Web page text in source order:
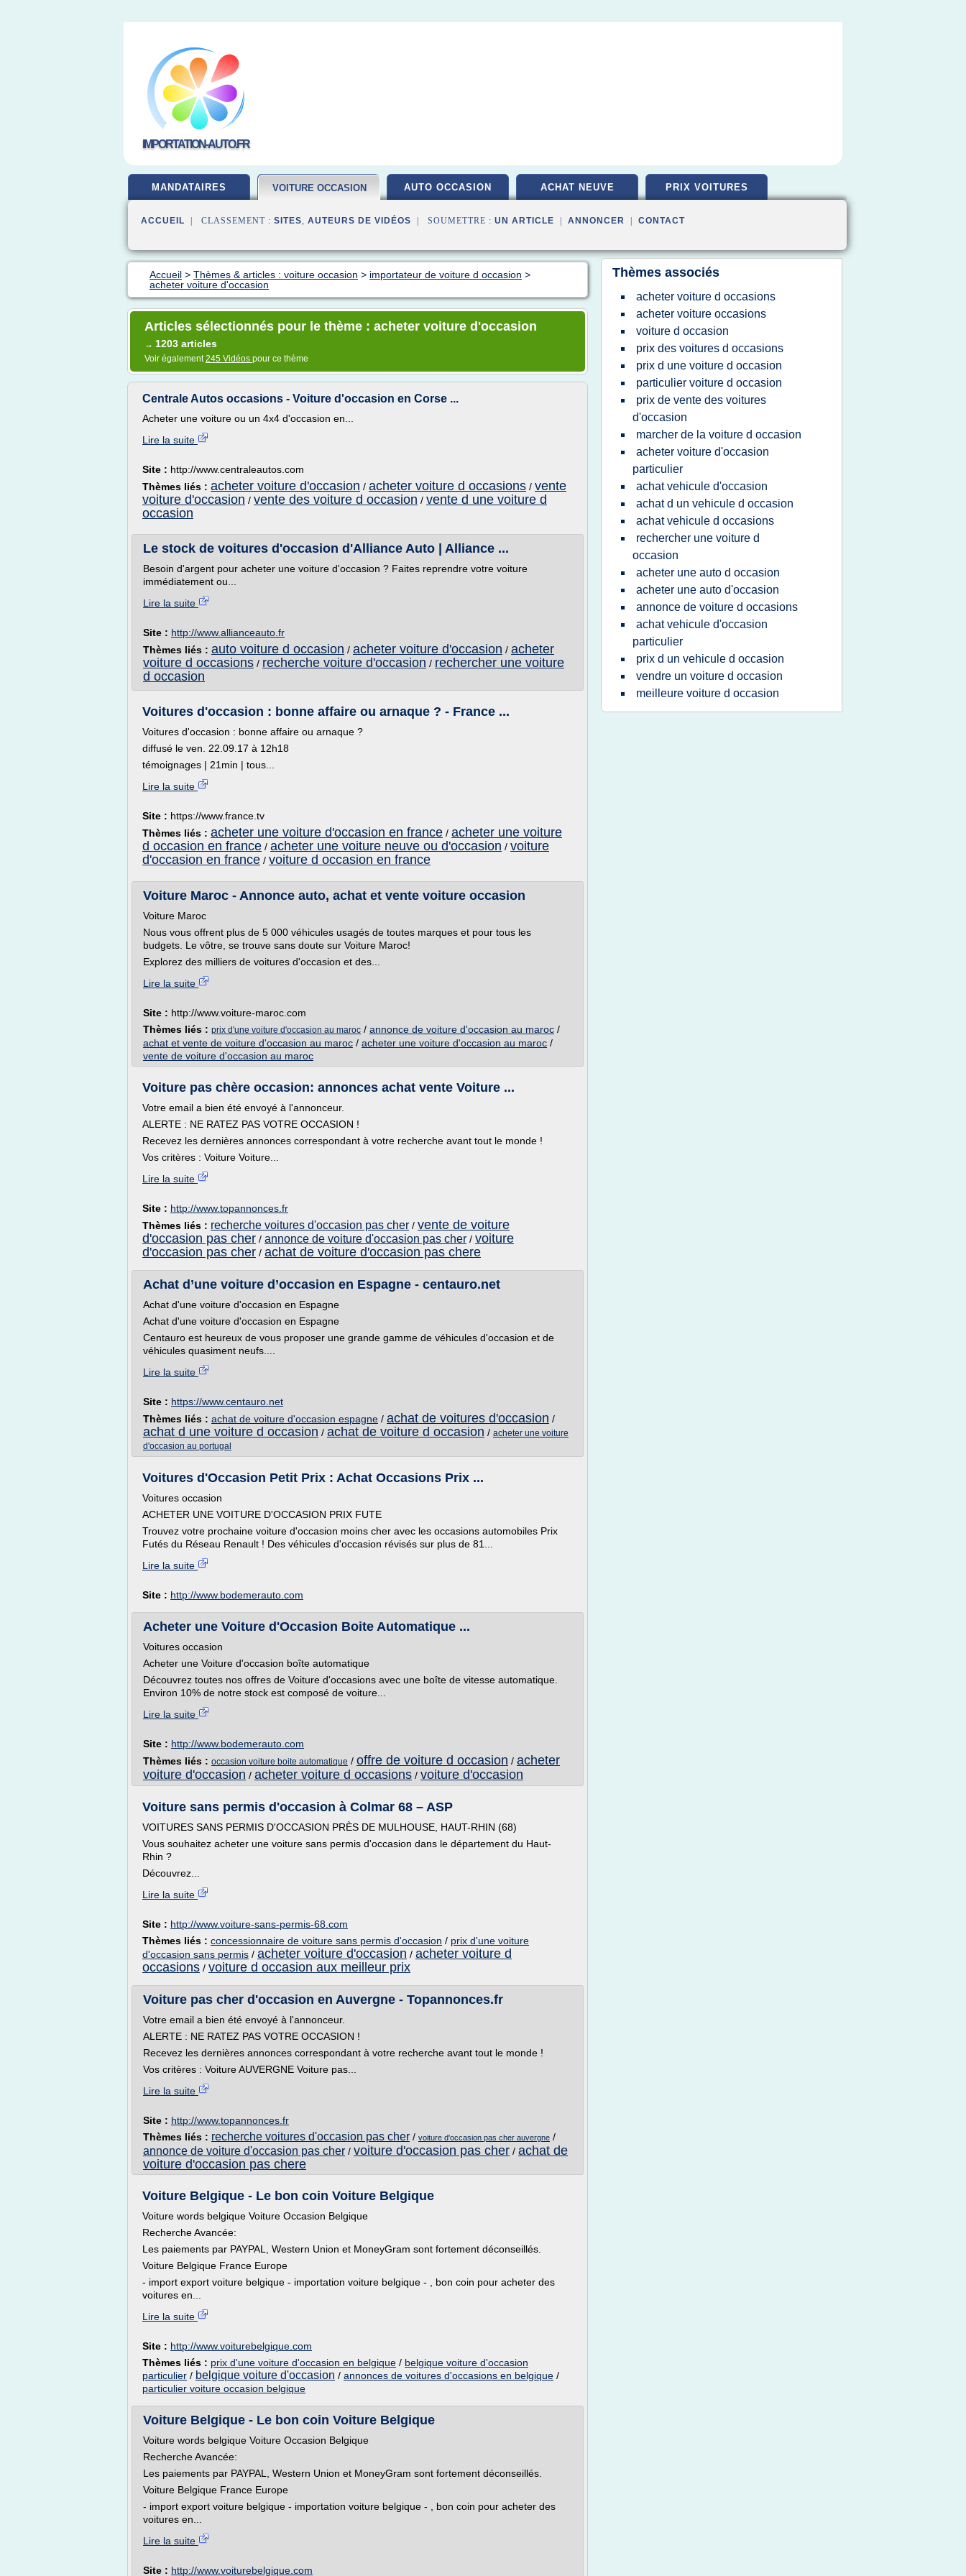
IMPORTATION-AUTO.FR
MANDATAIRES VOITURE OCCASION AUTO OCCASION ACHAT NEUVE PRIX VOITURES
ACCUEIL | CLASSEMENT : SITES, AUTEURS DE VIDÉOS | SOUMETTRE : UN ARTICLE ANNONCER CONTACT
Accueil > Thèmes & articles : voiture occasion > importateur de voiture d occasion >
acheter voiture d'occasion
Articles sélectionnés pour le thème : acheter voiture d'occasion
→ 1203 articles
Voir également245 Vidéos pour ce thème
Centrale Autos occasions - Voiture d'occasion en Corse ...
Acheter une voiture ou un 4x4 d'occasion en...
Lire la suite
Site : http://www.centraleautos.com
Thèmes liés : acheter voiture d'occasion / acheter voiture d occasions / vente
voiture d'occasion / vente des voiture d occasion / vente d une voiture d
occasion
Le stock de voitures d'occasion d'Alliance Auto | Alliance ...
Besoin d'argent pour acheter une voiture d'occasion ? Faites reprendre votre voiture
immédiatement ou...
Lire la suite
Site : http://www.allianceauto.fr
Thèmes liés : auto voiture d occasion / acheter voiture d'occasion / acheter
voiture d occasions / recherche voiture d'occasion / rechercher une voiture
d occasion
Voitures d'occasion : bonne affaire ou arnaque ? - France ...
Voitures d'occasion : bonne affaire ou arnaque ?
diffusé le ven. 22.09.17 à 12h18
témoignages | 21min | tous...
Lire la suite
Site : https://www.france.tv
Thèmes liés : acheter une voiture d'occasion en france / acheter une voiture
d occasion en france / acheter une voiture neuve ou d'occasion / voiture
d'occasion en france / voiture d occasion en france
Voiture Maroc - Annonce auto, achat et vente voiture occasion
Voiture Maroc
Nous vous offrent plus de 5 000 véhicules usagés de toutes marques et pour tous les
budgets. Le vôtre, se trouve sans doute sur Voiture Maroc!
Explorez des milliers de voitures d'occasion et des...
Lire la suite
Site : http://www.voiture-maroc.com
Thèmes liés : prix d'une voiture d'occasion au maroc / annonce de voiture d'occasion au maroc /
achat et vente de voiture d'occasion au maroc / acheter une voiture d'occasion au maroc /
vente de voiture d'occasion au maroc
Voiture pas chère occasion: annonces achat vente Voiture ...
Votre email a bien été envoyé à l'annonceur.
ALERTE : NE RATEZ PAS VOTRE OCCASION !
Recevez les dernières annonces correspondant à votre recherche avant tout le monde !
Vos critères : Voiture Voiture...
Lire la suite
Site : http://www.topannonces.fr
Thèmes liés : recherche voitures d'occasion pas cher / vente de voiture
d'occasion pas cher / annonce de voiture d'occasion pas cher / voiture
d'occasion pas cher / achat de voiture d'occasion pas chere
Achat d’une voiture d’occasion en Espagne - centauro.net
Achat d'une voiture d'occasion en Espagne
Achat d'une voiture d'occasion en Espagne
Centauro est heureux de vous proposer une grande gamme de véhicules d'occasion et de
véhicules quasiment neufs....
Lire la suite
Site : https://www.centauro.net
Thèmes liés : achat de voiture d'occasion espagne / achat de voitures d'occasion /
achat d une voiture d occasion / achat de voiture d occasion / acheter une voiture
d'occasion au portugal
Voitures d'Occasion Petit Prix : Achat Occasions Prix ...
Voitures occasion
ACHETER UNE VOITURE D'OCCASION PRIX FUTE
Trouvez votre prochaine voiture d'occasion moins cher avec les occasions automobiles Prix
Futés du Réseau Renault ! Des véhicules d'occasion révisés sur plus de 81...
Lire la suite
Site : http://www.bodemerauto.com
Acheter une Voiture d'Occasion Boite Automatique ...
Voitures occasion
Acheter une Voiture d'occasion boîte automatique
Découvrez toutes nos offres de Voiture d'occasions avec une boîte de vitesse automatique.
Environ 10% de notre stock est composé de voiture...
Lire la suite
Site : http://www.bodemerauto.com
Thèmes liés : occasion voiture boite automatique / offre de voiture d occasion / acheter
voiture d'occasion / acheter voiture d occasions / voiture d'occasion
Voiture sans permis d'occasion à Colmar 68 – ASP
VOITURES SANS PERMIS D'OCCASION PRÈS DE MULHOUSE, HAUT-RHIN (68)
Vous souhaitez acheter une voiture sans permis d'occasion dans le département du Haut-
Rhin ?
Découvrez...
Lire la suite
Site : http://www.voiture-sans-permis-68.com
Thèmes liés : concessionnaire de voiture sans permis d'occasion / prix d'une voiture
d'occasion sans permis / acheter voiture d'occasion / acheter voiture d
occasions / voiture d occasion aux meilleur prix
Voiture pas cher d'occasion en Auvergne - Topannonces.fr
Votre email a bien été envoyé à l'annonceur.
ALERTE : NE RATEZ PAS VOTRE OCCASION !
Recevez les dernières annonces correspondant à votre recherche avant tout le monde !
Vos critères : Voiture AUVERGNE Voiture pas...
Lire la suite
Site : http://www.topannonces.fr
Thèmes liés : recherche voitures d'occasion pas cher / voiture d'occasion pas cher auvergne /
annonce de voiture d'occasion pas cher / voiture d'occasion pas cher / achat de
voiture d'occasion pas chere
Voiture Belgique - Le bon coin Voiture Belgique
Voiture words belgique Voiture Occasion Belgique
Recherche Avancée:
Les paiements par PAYPAL, Western Union et MoneyGram sont fortement déconseillés.
Voiture Belgique France Europe
- import export voiture belgique - importation voiture belgique - , bon coin pour acheter des
voitures en...
Lire la suite
Site : http://www.voiturebelgique.com
Thèmes liés : prix d'une voiture d'occasion en belgique / belgique voiture d'occasion
particulier / belgique voiture d'occasion / annonces de voitures d'occasions en belgique /
particulier voiture occasion belgique
Voiture Belgique - Le bon coin Voiture Belgique
Voiture words belgique Voiture Occasion Belgique
Recherche Avancée:
Les paiements par PAYPAL, Western Union et MoneyGram sont fortement déconseillés.
Voiture Belgique France Europe
- import export voiture belgique - importation voiture belgique - , bon coin pour acheter des
voitures en...
Lire la suite
Site : http://www.voiturebelgique.com
Thèmes associés
acheter voiture d occasions
acheter voiture occasions
voiture d occasion
prix des voitures d occasions
prix d une voiture d occasion
particulier voiture d occasion
prix de vente des voitures
d'occasion
marcher de la voiture d occasion
acheter voiture d'occasion
particulier
achat vehicule d'occasion
achat d un vehicule d occasion
achat vehicule d occasions
rechercher une voiture d
occasion
acheter une auto d occasion
acheter une auto d'occasion
annonce de voiture d occasions
achat vehicule d'occasion
particulier
prix d un vehicule d occasion
vendre un voiture d occasion
meilleure voiture d occasion